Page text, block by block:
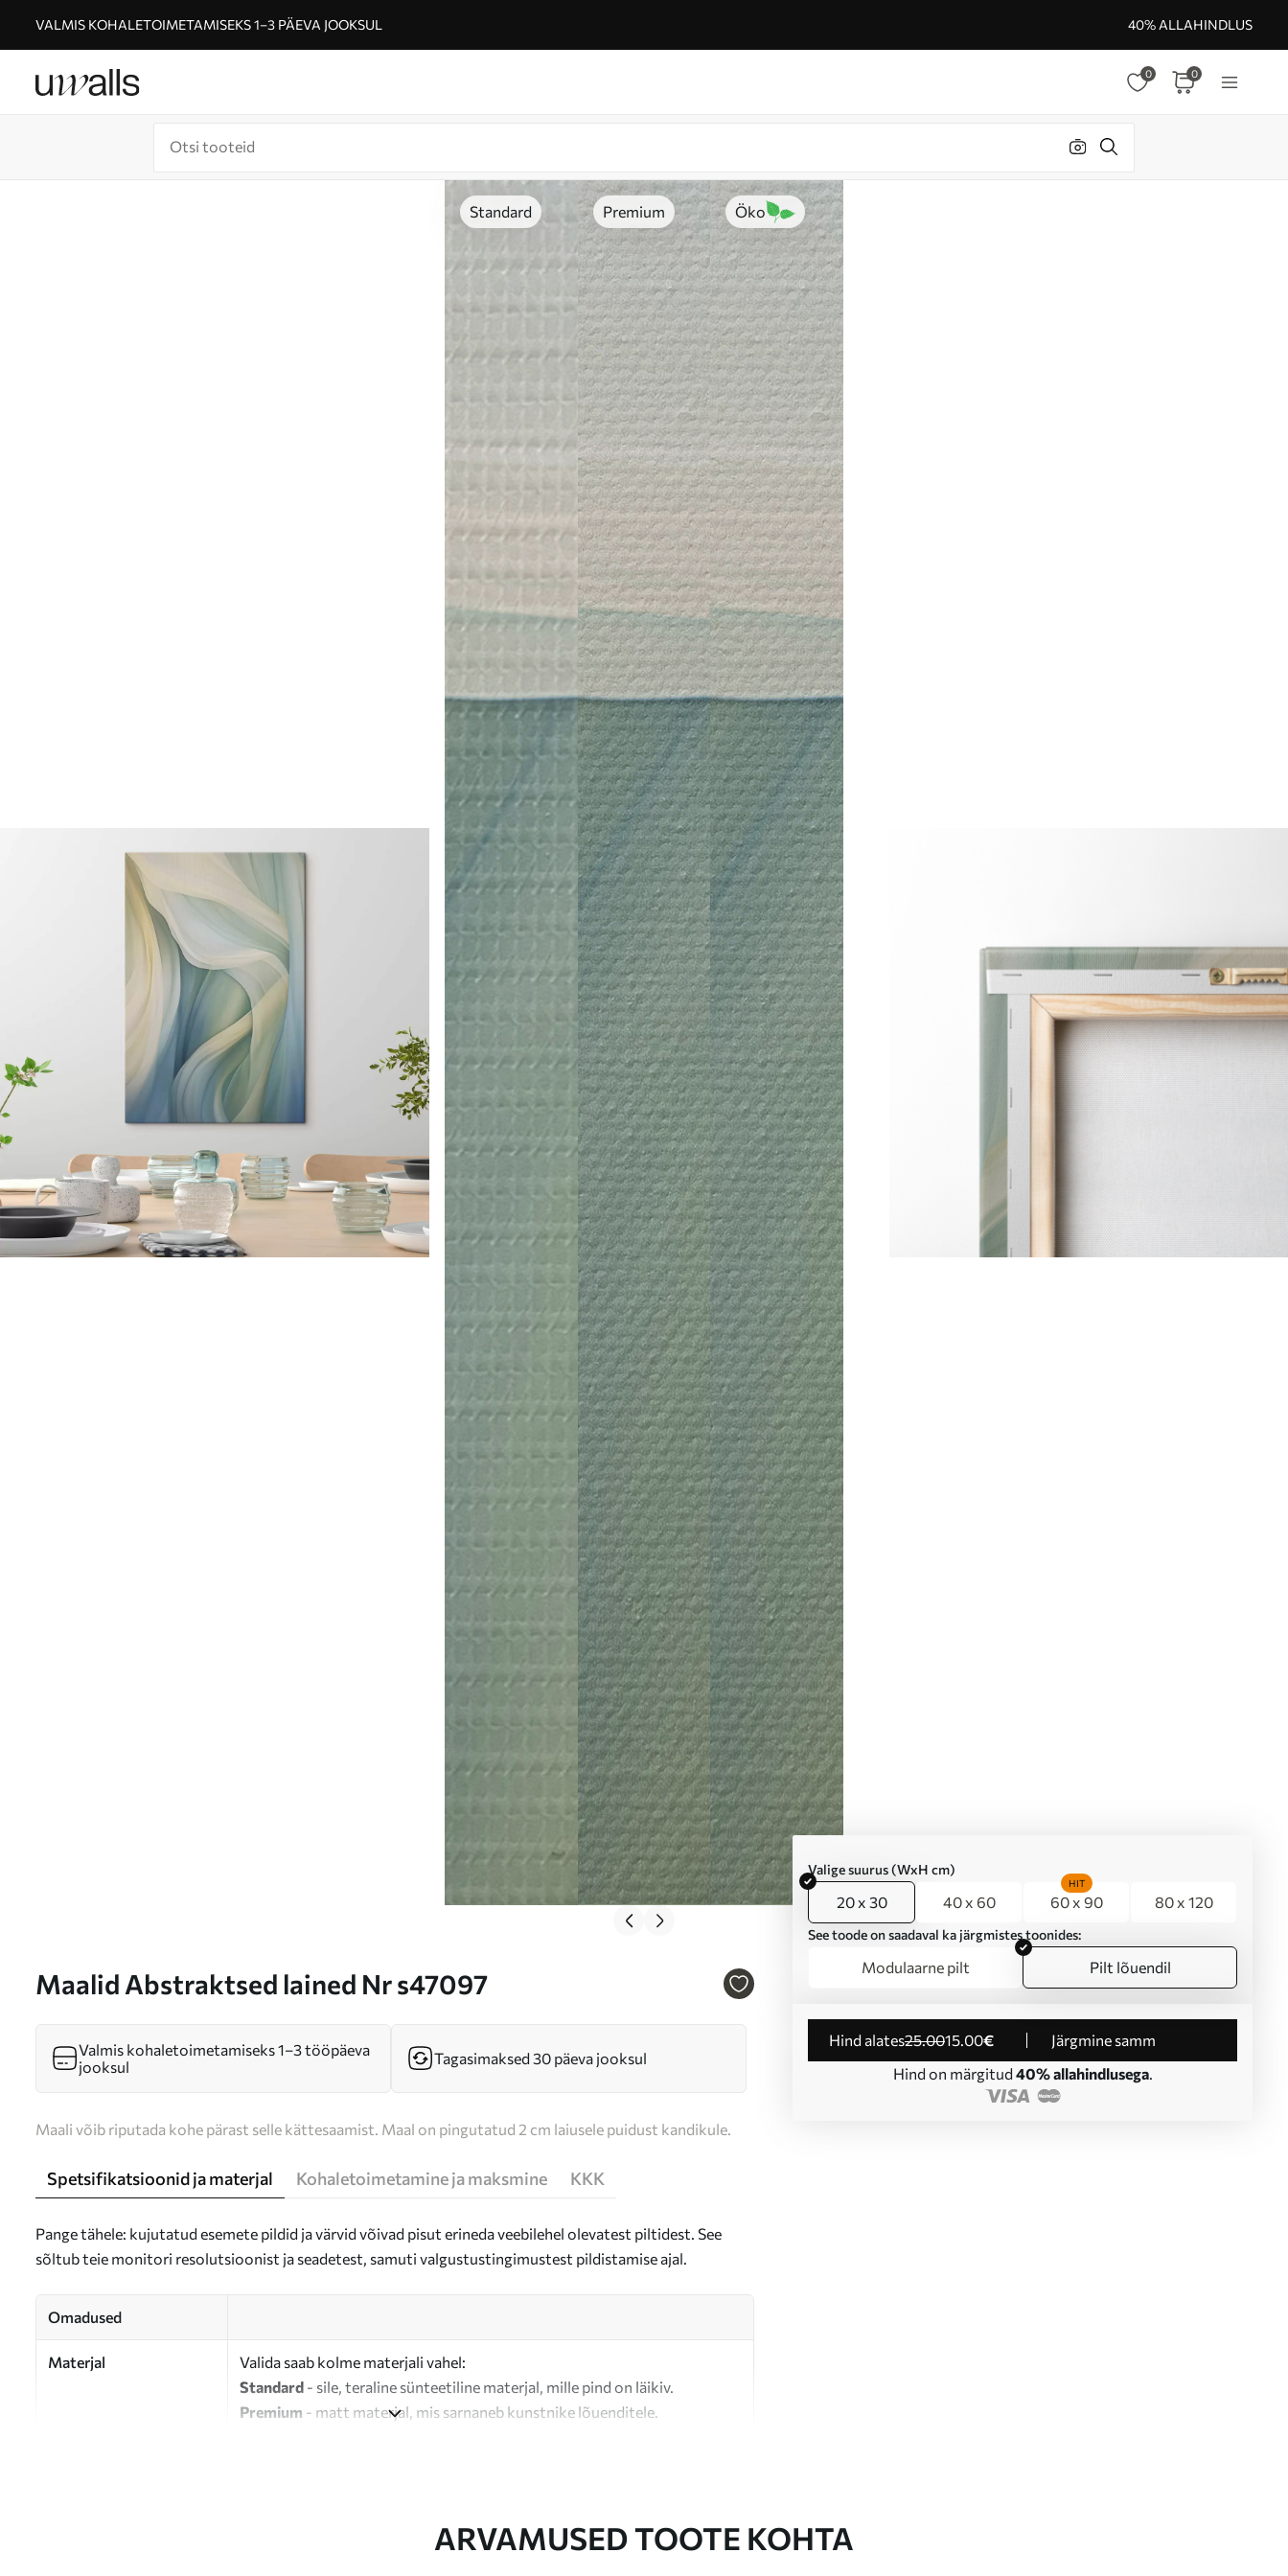
VALMIS KOHALETOIMETAMISEKS 1–3 PÄEVA JOOKSUL 40% ALLAHINDLUS
0 0
Standard Premium Öko
Maalid Abstraktsed lained Nr s47097
Valige suurus (WxH cm)
20 x 30 40 x 60 60 x 90
HIT
80 x 120
See toode on saadaval ka järgmistes toonides:
Modulaarne pilt Pilt lõuendil
Hind alates25.0015.00€
Järgmine samm
Hind on märgitud 40% allahindlusega.
Valmis kohaletoimetamiseks 1–3 tööpäeva
jooksul
Tagasimaksed 30 päeva jooksul
Maali võib riputada kohe pärast selle kättesaamist. Maal on pingutatud 2 cm laiusele puidust kandikule.
Spetsifikatsioonid ja materjal Kohaletoimetamine ja maksmine KKK
Pange tähele: kujutatud esemete pildid ja värvid võivad pisut erineda veebilehel olevatest piltidest. See
sõltub teie monitori resolutsioonist ja seadetest, samuti valgustustingimustest pildistamise ajal.
Omadused
Materjal
Valida saab kolme materjali vahel:
Standard - sile, teraline sünteetiline materjal, mille pind on läikiv.
Premium - matt materjal, mis sarnaneb kunstnike lõuenditele.
ARVAMUSED TOOTE KOHTA